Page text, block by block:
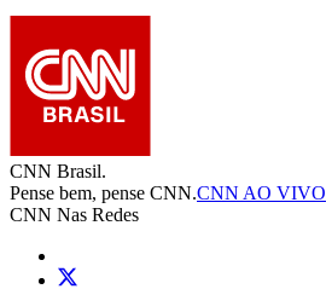
CNN Brasil.
Pense bem, pense CNN.CNN AO VIVO
CNN Nas Redes